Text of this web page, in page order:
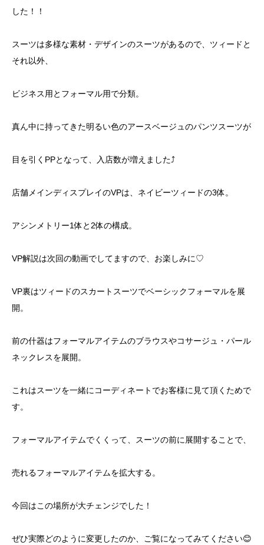
した！！
スーツは多様な素材・デザインのスーツがあるので、ツィードと
それ以外、
ビジネス用とフォーマル用で分類。
真ん中に持ってきた明るい色のアースベージュのパンツスーツが
目を引くPPとなって、入店数が増えました⤴
店舗メインディスプレイのVPは、ネイビーツィードの3体。
アシンメトリー1体と2体の構成。
VP解説は次回の動画でしてますので、お楽しみに♡
VP裏はツィードのスカートスーツでベーシックフォーマルを展
開。
前の什器はフォーマルアイテムのブラウスやコサージュ・パール
ネックレスを展開。
これはスーツを一緒にコーディネートでお客様に見て頂くためで
す。
フォーマルアイテムでくくって、スーツの前に展開することで、
売れるフォーマルアイテムを拡大する。
今回はこの場所が大チェンジでした！
ぜひ実際どのように変更したのか、ご覧になってみてください😊